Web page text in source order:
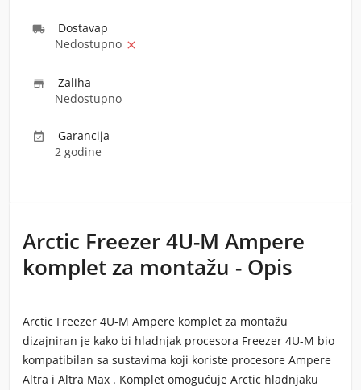
 Dostavap
Nedostupno 

Zaliha
Nedostupno

Garancija
2 godine
Arctic Freezer 4U-M Ampere
komplet za montažu - Opis
Arctic Freezer 4U-M Ampere komplet za montažu
dizajniran je kako bi hladnjak procesora Freezer 4U-M bio
kompatibilan sa sustavima koji koriste procesore Ampere
Altra i Altra Max . Komplet omogućuje Arctic hladnjaku